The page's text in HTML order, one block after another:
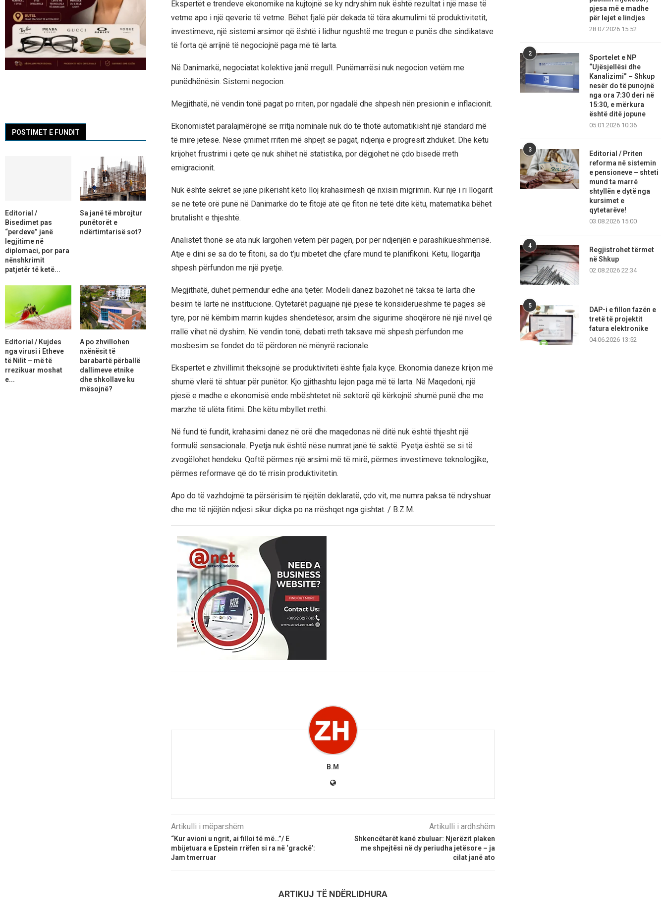
Ekspertët e trendeve ekonomike na kujtojnë se ky ndryshim nuk është rezultat i një mase të
vetme apo i një qeverie të vetme. Bëhet fjalë për dekada të tëra akumulimi të produktivitetit,
investimeve, një sistemi arsimor që është i lidhur ngushtë me tregun e punës dhe sindikatave
të forta që arrijnë të negociojnë paga më të larta.
Në Danimarkë, negociatat kolektive janë rregull. Punëmarrësi nuk negocion vetëm me
punëdhënësin. Sistemi negocion.
Megjithatë, në vendin tonë pagat po rriten, por ngadalë dhe shpesh nën presionin e inflacionit.
Ekonomistët paralajmërojnë se rritja nominale nuk do të thotë automatikisht një standard më
të mirë jetese. Nëse çmimet rriten më shpejt se pagat, ndjenja e progresit zhduket. Dhe këtu
krijohet frustrimi i qetë që nuk shihet në statistika, por dëgjohet në çdo bisedë rreth
emigracionit.
Nuk është sekret se janë pikërisht këto lloj krahasimesh që nxisin migrimin. Kur një i ri llogarit
se në tetë orë punë në Danimarkë do të fitojë atë që fiton në tetë ditë këtu, matematika bëhet
brutalisht e thjeshtë.
Analistët thonë se ata nuk largohen vetëm për pagën, por për ndjenjën e parashikueshmërisë.
Atje e dini se sa do të fitoni, sa do t’ju mbetet dhe çfarë mund të planifikoni. Këtu, llogaritja
shpesh përfundon me një pyetje.
Megjithatë, duhet përmendur edhe ana tjetër. Modeli danez bazohet në taksa të larta dhe
besim të lartë në institucione. Qytetarët paguajnë një pjesë të konsiderueshme të pagës së
tyre, por në këmbim marrin kujdes shëndetësor, arsim dhe sigurime shoqërore në një nivel që
rrallë vihet në dyshim. Në vendin tonë, debati rreth taksave më shpesh përfundon me
mosbesim se fondet do të përdoren në mënyrë racionale.
Ekspertët e zhvillimit theksojnë se produktiviteti është fjala kyçe. Ekonomia daneze krijon më
shumë vlerë të shtuar për punëtor. Kjo gjithashtu lejon paga më të larta. Në Maqedoni, një
pjesë e madhe e ekonomisë ende mbështetet në sektorë që kërkojnë shumë punë dhe me
marzhe të ulëta fitimi. Dhe këtu mbyllet rrethi.
Në fund të fundit, krahasimi danez në orë dhe maqedonas në ditë nuk është thjesht një
formulë sensacionale. Pyetja nuk është nëse numrat janë të saktë. Pyetja është se si të
zvogëlohet hendeku. Qoftë përmes një arsimi më të mirë, përmes investimeve teknologjike,
përmes reformave që do të rrisin produktivitetin.
Apo do të vazhdojmë ta përsërisim të njëjtën deklaratë, çdo vit, me numra paksa të ndryshuar
dhe me të njëjtën ndjesi sikur diçka po na rrëshqet nga gishtat. / B.Z.M.
B.M
Artikulli i mëparshëm
“Kur avioni u ngrit, ai filloi të më…”/ E
mbijetuara e Epstein rrëfen si ra në ‘grackë’:
Jam tmerruar
Artikulli i ardhshëm
Shkencëtarët kanë zbuluar: Njerëzit plaken
me shpejtësi në dy periudha jetësore – ja
cilat janë ato
ARTIKUJ TË NDËRLIDHURA
pjesa më e madhe
për lejet e lindjes
28.07.2026 15:52
2
Sportelet e NP
“Ujësjellësi dhe
Kanalizimi” – Shkup
nesër do të punojnë
nga ora 7:30 deri në
15:30, e mërkura
është ditë jopune
05.01.2026 10:36
3
Editorial / Priten
reforma në sistemin
e pensioneve – shteti
mund ta marrë
shtyllën e dytë nga
kursimet e
qytetarëve!
03.08.2026 15:00
4
Regjistrohet tërmet
në Shkup
02.08.2026 22:34
5
DAP-i e fillon fazën e
tretë të projektit
fatura elektronike
04.06.2026 13:52
POSTIMET E FUNDIT
Editorial /
Bisedimet pas
“perdeve” janë
legjitime në
diplomaci, por para
nënshkrimit
patjetër të ketë...
Sa janë të mbrojtur
punëtorët e
ndërtimtarisë sot?
Editorial / Kujdes
nga virusi i Etheve
të Nilit – më të
rrezikuar moshat
e...
A po zhvillohen
nxënësit të
barabartë përballë
dallimeve etnike
dhe shkollave ku
mësojnë?